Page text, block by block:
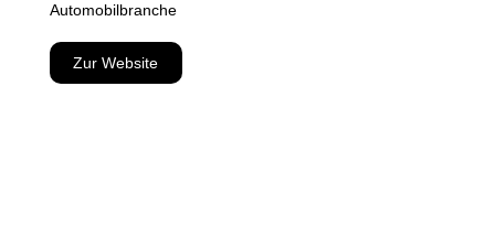
Automobilbranche
Zur Website